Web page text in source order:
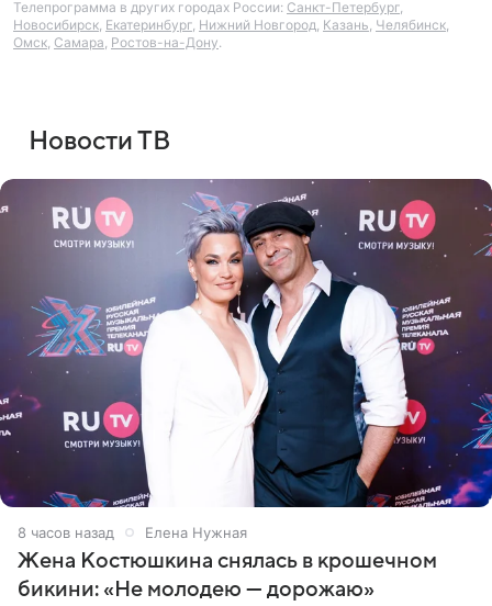
Телепрограмма в других городах России: Санкт-Петербург,
Новосибирск, Екатеринбург, Нижний Новгород, Казань, Челябинск,
Омск, Самара, Ростов-на-Дону.
Новости ТВ
8 часов назад Елена Нужная
Жена Костюшкина снялась в крошечном
бикини: «Не молодею — дорожаю»